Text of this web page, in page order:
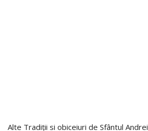
Alte Tradiții si obiceiuri de Sfântul Andrei